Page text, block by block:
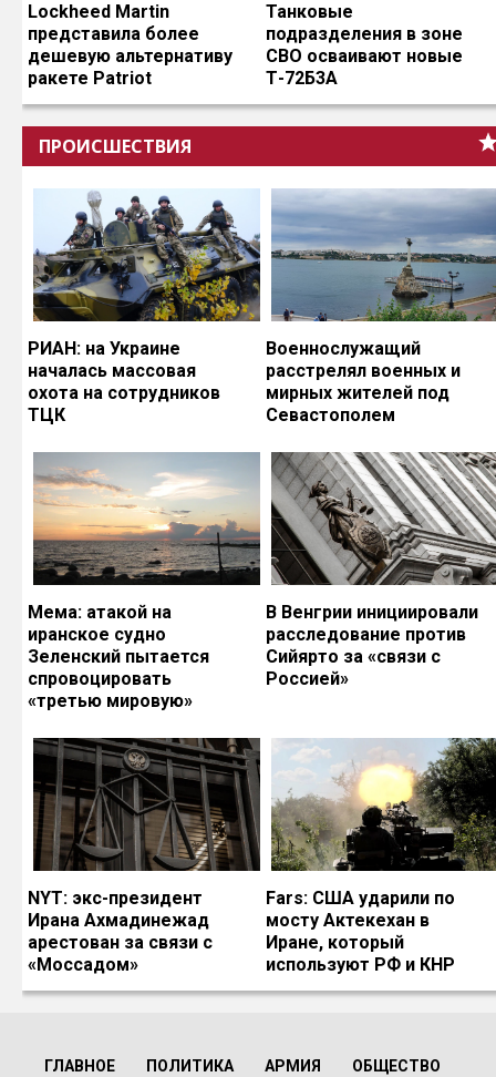
Lockheed Martin
представила более
дешевую альтернативу
ракете Patriot
Танковые
подразделения в зоне
СВО осваивают новые
Т-72Б3А
ПРОИСШЕСТВИЯ
РИАН: на Украине
началась массовая
охота на сотрудников
ТЦК
Военнослужащий
расстрелял военных и
мирных жителей под
Севастополем
Мема: атакой на
иранское судно
Зеленский пытается
спровоцировать
«третью мировую»
В Венгрии инициировали
расследование против
Сийярто за «связи с
Россией»
NYT: экс-президент
Ирана Ахмадинежад
арестован за связи с
«Моссадом»
Fars: США ударили по
мосту Актекехан в
Иране, который
используют РФ и КНР
ГЛАВНОЕ ПОЛИТИКА АРМИЯ ОБЩЕСТВО